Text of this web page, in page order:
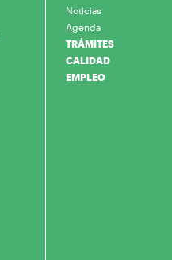
Noticias
Agenda
TRÁMITES
CALIDAD
EMPLEO